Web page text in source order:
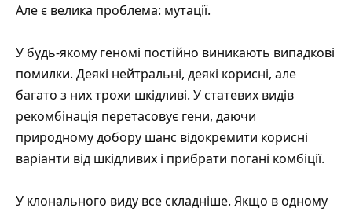
Але є велика проблема: мутації.
У будь-якому геномі постійно виникають випадкові
помилки. Деякі нейтральні, деякі корисні, але
багато з них трохи шкідливі. У статевих видів
рекомбінація перетасовує гени, даючи
природному добору шанс відокремити корисні
варіанти від шкідливих і прибрати погані комбіції.
У клонального виду все складніше. Якщо в одному